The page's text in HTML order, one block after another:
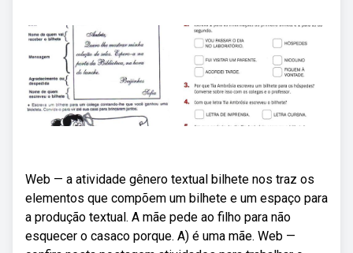
Web — a atividade gênero textual bilhete nos traz os
elementos que compõem um bilhete e um espaço para
a produção textual. A mãe pede ao filho para não
esquecer o casaco porque. A) é uma mãe. Web —